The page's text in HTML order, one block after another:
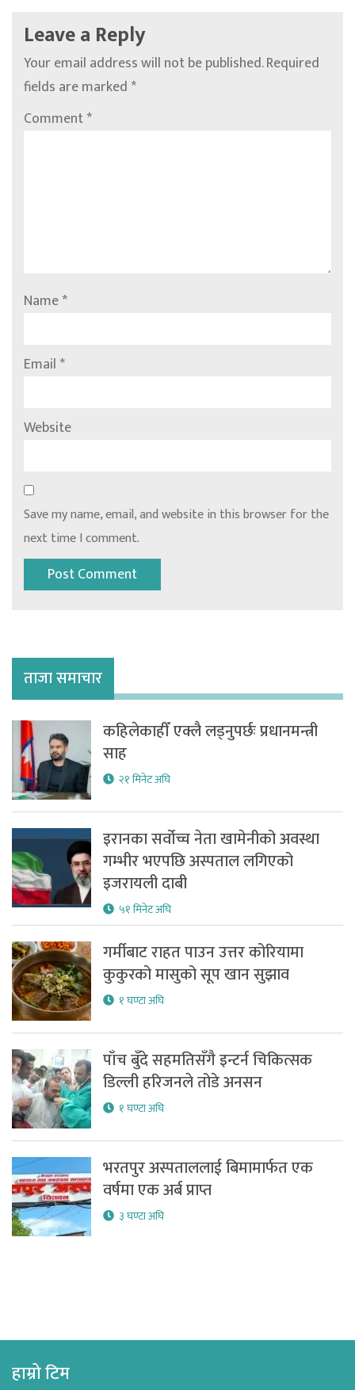
Leave a Reply
Your email address will not be published.Required
fields are marked*
Comment*
Name*
Email*
Website
Save my name, email, and website in this browser for the
next time I comment.
ताजा समाचार
कहिलेकाहीँ एक्लै लड्नुपर्छः प्रधानमन्त्री
साह
२१ मिनेट अघि
इरानका सर्वोच्च नेता खामेनीको अवस्था
गम्भीर भएपछि अस्पताल लगिएको
इजरायली दाबी
५१ मिनेट अघि
गर्मीबाट राहत पाउन उत्तर कोरियामा
कुकुरको मासुको सूप खान सुझाव
१ घण्टा अघि
पाँच बुँदे सहमतिसँगै इन्टर्न चिकित्सक
डिल्ली हरिजनले तोडे अनसन
१ घण्टा अघि
भरतपुर अस्पताललाई बिमामार्फत एक
वर्षमा एक अर्ब प्राप्त
३ घण्टा अघि
हाम्रो टिम